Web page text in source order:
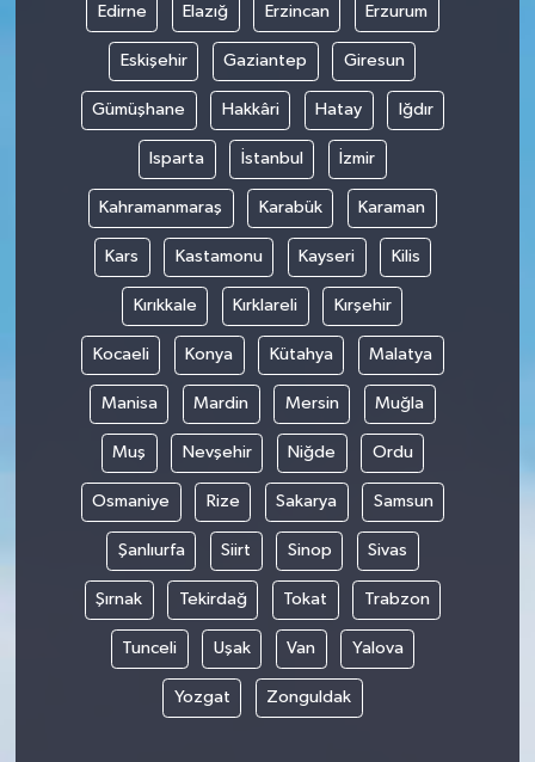
Edirne Elazığ Erzincan Erzurum
Eskişehir Gaziantep Giresun
Gümüşhane Hakkâri Hatay Iğdır
Isparta İstanbul İzmir
Kahramanmaraş Karabük Karaman
Kars Kastamonu Kayseri Kilis
Kırıkkale Kırklareli Kırşehir
Kocaeli Konya Kütahya Malatya
Manisa Mardin Mersin Muğla
Muş Nevşehir Niğde Ordu
Osmaniye Rize Sakarya Samsun
Şanlıurfa Siirt Sinop Sivas
Şırnak Tekirdağ Tokat Trabzon
Tunceli Uşak Van Yalova
Yozgat Zonguldak